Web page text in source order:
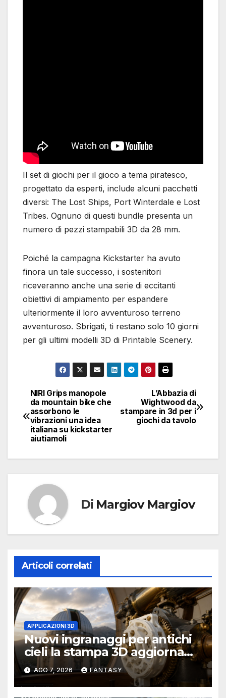
Il set di giochi per il gioco a tema piratesco,
progettato da esperti, include alcuni pacchetti
diversi: The Lost Ships, Port Winterdale e Lost
Tribes. Ognuno di questi bundle presenta un
numero di pezzi stampabili 3D da 28 mm.
Poiché la campagna Kickstarter ha avuto
finora un tale successo, i sostenitori
riceveranno anche una serie di eccitanti
obiettivi di ampiamento per espandere
ulteriormente il loro avventuroso terreno
avventuroso. Sbrigati, ti restano solo 10 giorni
per gli ultimi modelli 3D di Printable Scenery.
Navigazione
articoli
L’Abbazia di
Wightwood da
stampare in 3d per i
giochi da tavolo
NIRI Grips manopole
da mountain bike che
assorbono le
vibrazioni una idea
italiana su kickstarter
aiutiamoli
Di Margiov Margiov
Articoli correlati
APPLICAZIONI 3D
Nuovi ingranaggi per antichi
cieli la stampa 3D aggiorna
un osservatorio del 1930 della
University of Arkansas at
Little Rock
AGO 7, 2026 FANTASY